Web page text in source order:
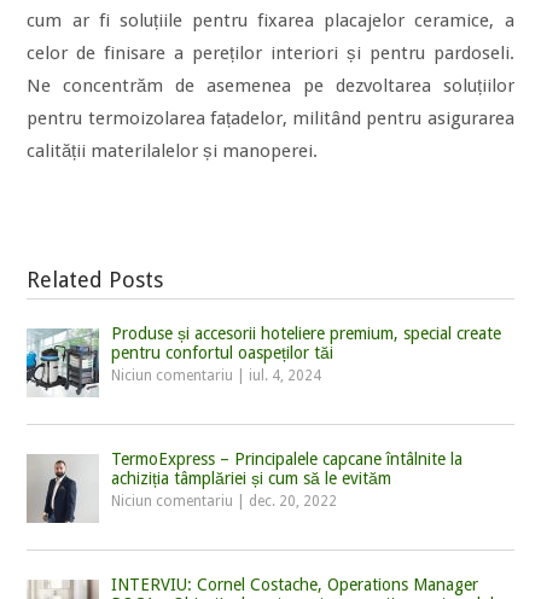
cum ar fi soluțiile pentru fixarea placajelor ceramice, a
celor de finisare a pereților interiori și pentru pardoseli.
Ne concentrăm de asemenea pe dezvoltarea soluțiilor
pentru termoizolarea fațadelor, militând pentru asigurarea
calității materilalelor și manoperei.
Related Posts
Produse și accesorii hoteliere premium, special create
pentru confortul oaspeților tăi
Niciun comentariu iul. 4, 2024
TermoExpress – Principalele capcane întâlnite la
achiziția tâmplăriei și cum să le evităm
Niciun comentariu dec. 20, 2022
INTERVIU: Cornel Costache, Operations Manager